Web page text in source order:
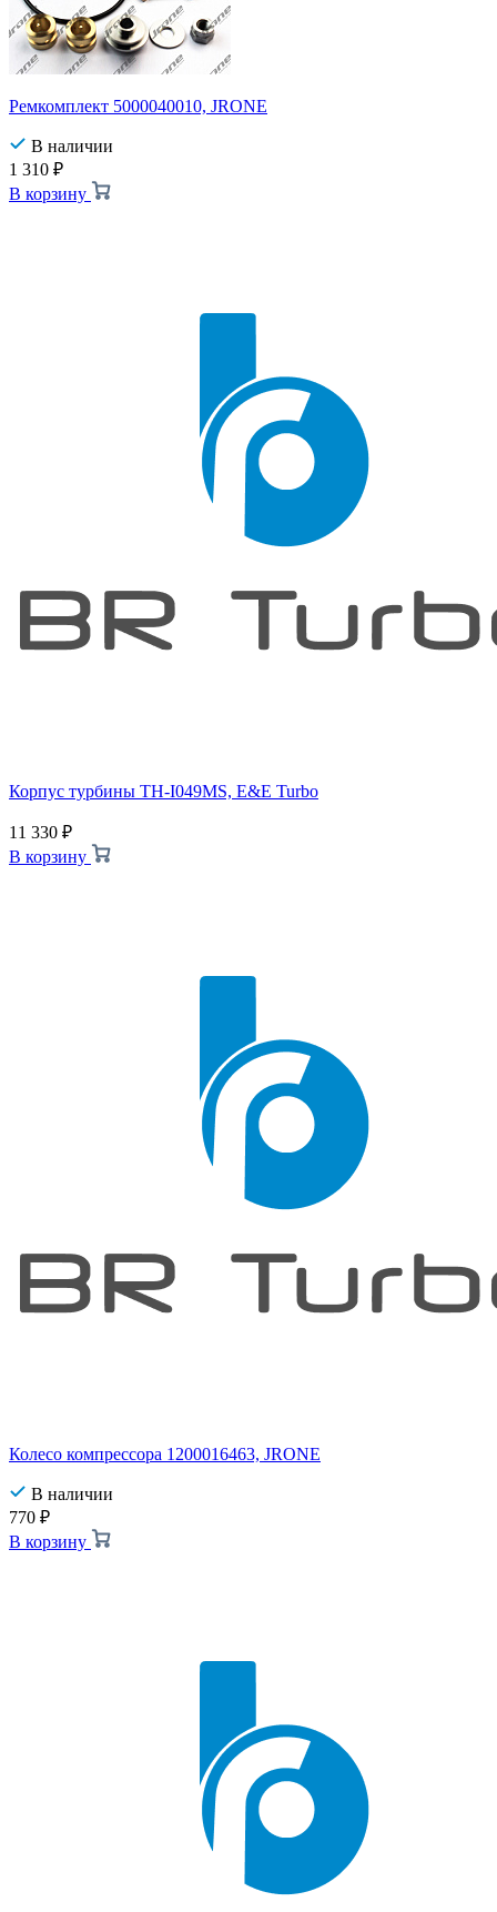
Ремкомплект 5000040010, JRONE
В наличии
1 310 ₽
В корзину
Корпус турбины TH-I049MS, E&E Turbo
11 330 ₽
В корзину
Колесо компрессора 1200016463, JRONE
В наличии
770 ₽
В корзину